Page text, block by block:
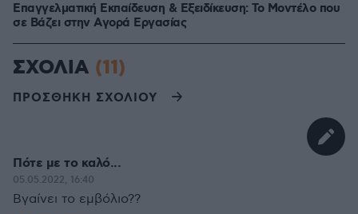
Επαγγελματική Εκπαίδευση & Εξειδίκευση: Το Mοντέλο που
σε Bάζει στην Aγορά Eργασίας
ΣΧΟΛΙΑ (11)
ΠΡΟΣΘΗΚΗ ΣΧΟΛΙΟΥ
Πότε με το καλό...
05.05.2022, 16:40
Βγαίνει το εμβόλιο??